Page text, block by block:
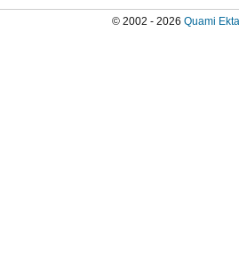
© 2002 - 2026 Quami